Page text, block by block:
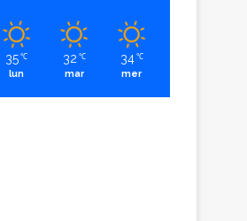
35 ℃
lun
32 ℃
mar
34 ℃
mer